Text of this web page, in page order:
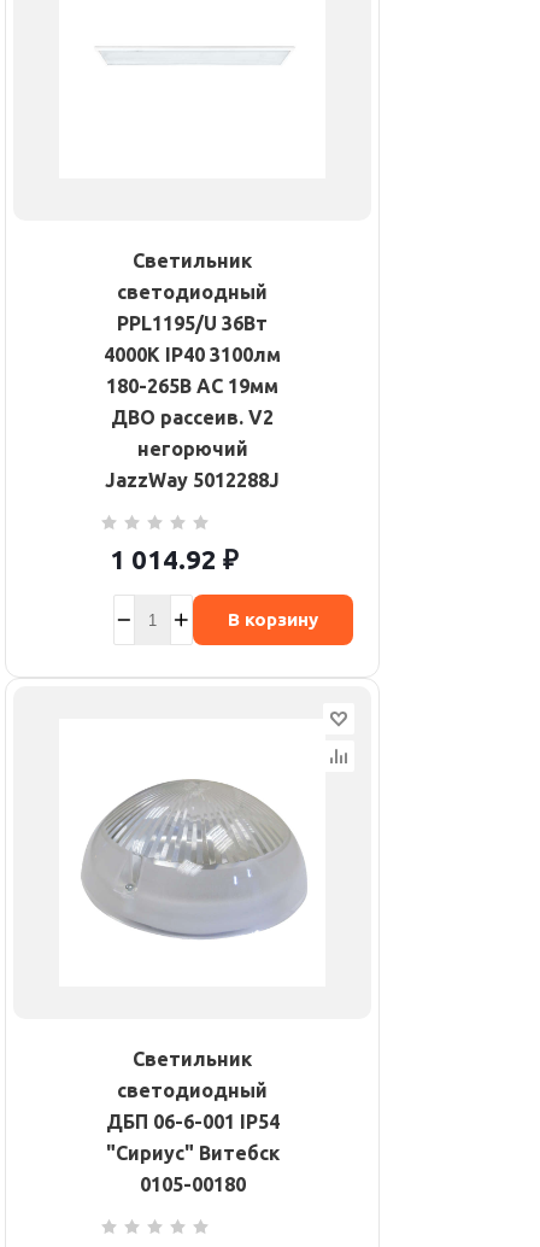
Светильник
светодиодный
PPL1195/U 36Вт
4000К IP40 3100лм
180-265В AC 19мм
ДВО рассеив. V2
негорючий
JazzWay 5012288J
1 014.92 ₽
В корзину
Светильник
светодиодный
ДБП 06-6-001 IP54
"Сириус" Витебск
0105-00180